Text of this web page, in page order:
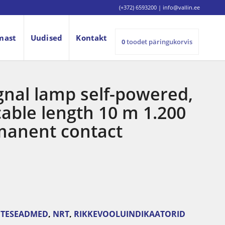
(+372) 6593200 | info@vallin.ee
Uudised Kontakt 0toodet päringukorvis
lamp self-powered,
length 10 m 1.200
contact
, NRT, RIKKEVOOLUINDIKAATORID